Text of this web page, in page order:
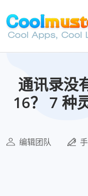
通讯录没
16？ 7 种
编辑团队